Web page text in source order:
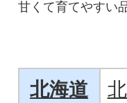
甘くて育てやすい
北海道